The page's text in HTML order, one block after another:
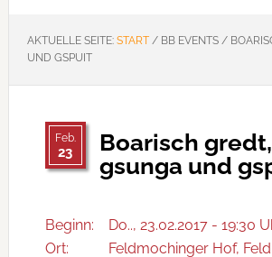
AKTUELLE SEITE: START /BB EVENTS /
UND GSPUIT
Feb.
23
Boarisch gredt,
gsunga und
Beginn:
Do.., 23.02.2017 - 19:30
Ort:
Feldmochinger Hof,